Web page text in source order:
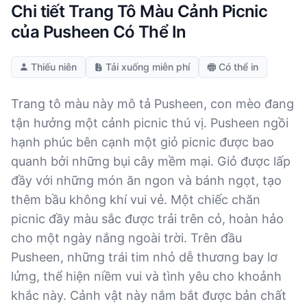
Chi tiết Trang Tô Màu Cảnh Picnic
của Pusheen Có Thể In
Thiếu niên Tải xuống miễn phí Có thể in
Trang tô màu này mô tả Pusheen, con mèo đang
tận hưởng một cảnh picnic thú vị. Pusheen ngồi
hạnh phúc bên cạnh một giỏ picnic được bao
quanh bởi những bụi cây mềm mại. Giỏ được lấp
đầy với những món ăn ngon và bánh ngọt, tạo
thêm bầu không khí vui vẻ. Một chiếc chăn
picnic đầy màu sắc được trải trên cỏ, hoàn hảo
cho một ngày nắng ngoài trời. Trên đầu
Pusheen, những trái tim nhỏ dễ thương bay lơ
lửng, thể hiện niềm vui và tình yêu cho khoảnh
khắc này. Cảnh vật này nắm bắt được bản chất